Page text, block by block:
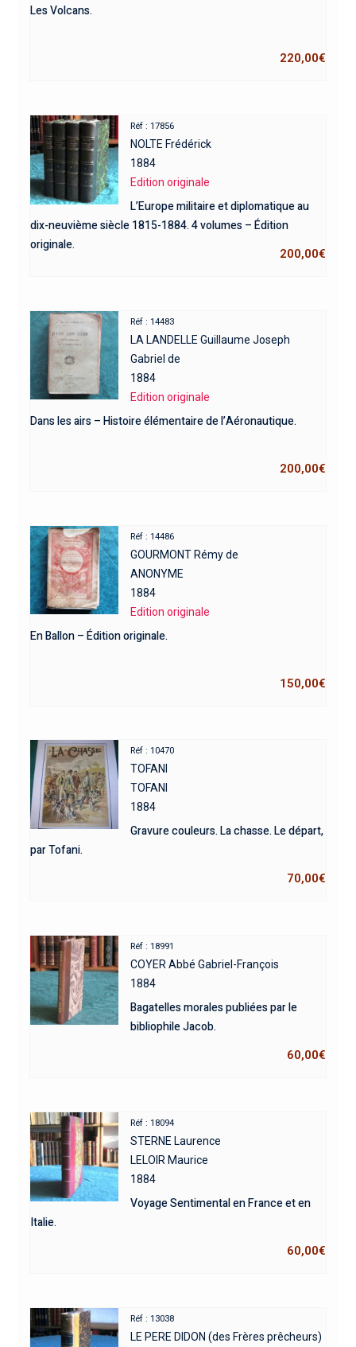
Les Volcans.
220,00€
Réf : 17856
NOLTE Frédérick
1884
Edition originale
L’Europe militaire et diplomatique au
dix-neuvième siècle 1815-1884. 4 volumes – Édition
originale.
200,00€
Réf : 14483
LA LANDELLE Guillaume Joseph
Gabriel de
1884
Edition originale
Dans les airs – Histoire élémentaire de l’Aéronautique.
200,00€
Réf : 14486
GOURMONT Rémy de
ANONYME
1884
Edition originale
En Ballon – Édition originale.
150,00€
Réf : 10470
TOFANI
TOFANI
1884
Gravure couleurs. La chasse. Le départ,
par Tofani.
70,00€
Réf : 18991
COYER Abbé Gabriel-François
1884
Bagatelles morales publiées par le
bibliophile Jacob.
60,00€
Réf : 18094
STERNE Laurence
LELOIR Maurice
1884
Voyage Sentimental en France et en
Italie.
60,00€
Réf : 13038
LE PERE DIDON (des Frères prêcheurs)